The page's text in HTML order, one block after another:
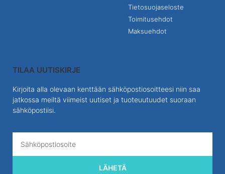
Tietosuojaseloste
Toimitusehdot
Maksuehdot
TILAA UUTISKIRJE
Kirjoita alla olevaan kenttään sähköpostiosoitteesi niin saa
jatkossa meiltä viimeist uutiset ja tuoteuutuudet suoraan
sähköpostiisi.
LÄHETÄ